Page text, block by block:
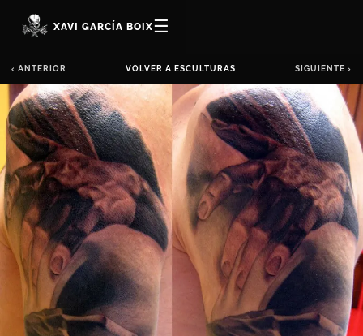
XAVI GARCÍA BOIX☰
‹ ANTERIOR VOLVER A ESCULTURAS SIGUIENTE ›